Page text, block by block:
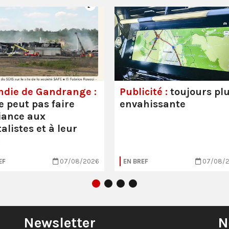
de Gandrange :
peut pas faire
aux
et à leur
07/08/2026
Publicité : toujours
envahissante
EN BREF 07/08/
Newsletter